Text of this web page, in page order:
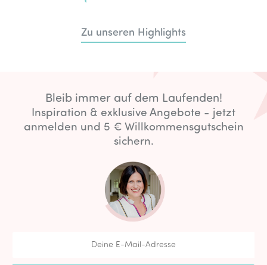
Zu unseren Highlights
Bleib immer auf dem Laufenden!
Inspiration & exklusive Angebote - jetzt
anmelden und 5 € Willkommensgutschein
sichern.